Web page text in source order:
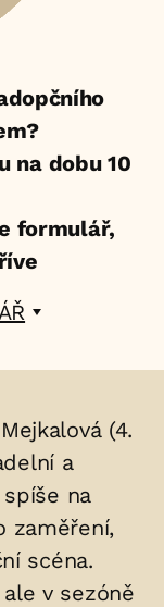
na dobu 10
formulář,
(4.
a
na
zaměření,
scéna.
v sezóně